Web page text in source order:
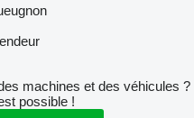
machines et des véhicules ?
possible !